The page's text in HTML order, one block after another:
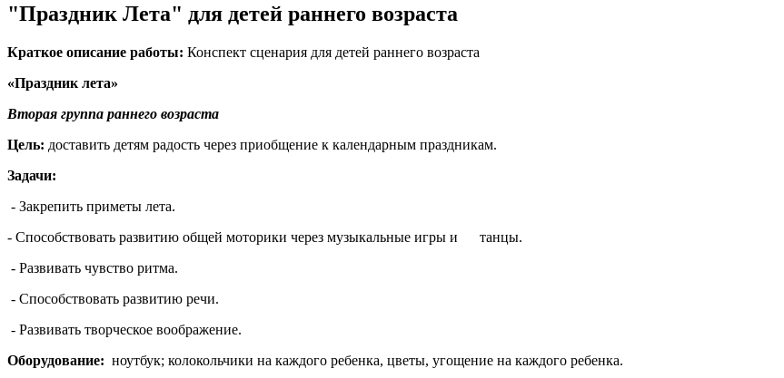
"Праздник Лета" для детей раннего возраста
Краткое описание работы: Конспект сценария для детей раннего возраста
«Праздник лета»
Вторая группа раннего возраста
Цель: доставить детям радость через приобщение к календарным праздникам.
Задачи:
- Закрепить приметы лета.
- Способствовать развитию общей моторики через музыкальные игры и танцы.
- Развивать чувство ритма.
- Способствовать развитию речи.
- Развивать творческое воображение.
Оборудование: ноутбук; колокольчики на каждого ребенка, цветы, угощение на каждого ребенка.